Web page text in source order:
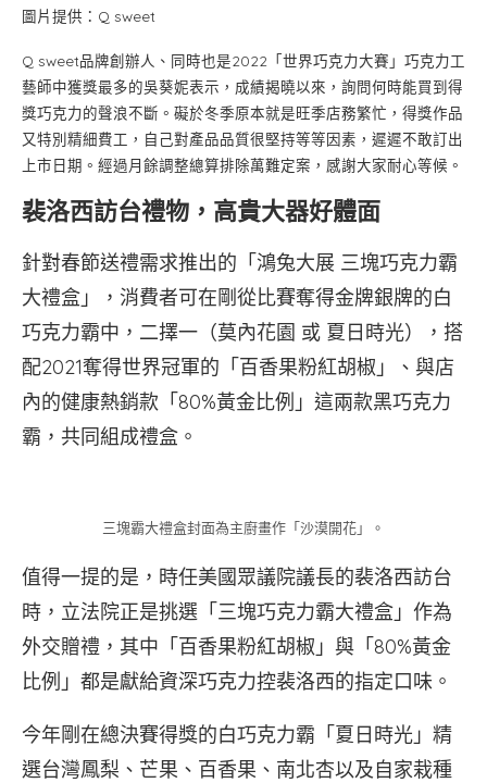
圖片提供：Q sweet
Q sweet品牌創辦人、同時也是2022「世界巧克力大賽」巧克力工
藝師中獲獎最多的吳葵妮表示，成績揭曉以來，詢問何時能買到得
獎巧克力的聲浪不斷。礙於冬季原本就是旺季店務繁忙，得獎作品
又特別精細費工，自己對產品品質很堅持等等因素，遲遲不敢訂出
上市日期。經過月餘調整總算排除萬難定案，感謝大家耐心等候。
裴洛西訪台禮物，高貴大器好體面
針對春節送禮需求推出的「鴻兔大展 三塊巧克力霸
大禮盒」，消費者可在剛從比賽奪得金牌銀牌的白
巧克力霸中，二擇一（莫內花園 或 夏日時光），搭
配2021奪得世界冠軍的「百香果粉紅胡椒」、與店
內的健康熱銷款「80%黃金比例」這兩款黑巧克力
霸，共同組成禮盒。
三塊霸大禮盒封面為主廚畫作「沙漠開花」。
值得一提的是，時任美國眾議院議長的裴洛西訪台
時，立法院正是挑選「三塊巧克力霸大禮盒」作為
外交贈禮，其中「百香果粉紅胡椒」與「80%黃金
比例」都是獻給資深巧克力控裴洛西的指定口味。
今年剛在總決賽得獎的白巧克力霸「夏日時光」精
選台灣鳳梨、芒果、百香果、南北杏以及自家栽種